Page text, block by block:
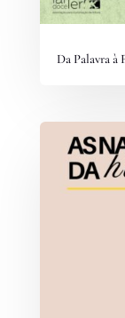
Da Palavra à